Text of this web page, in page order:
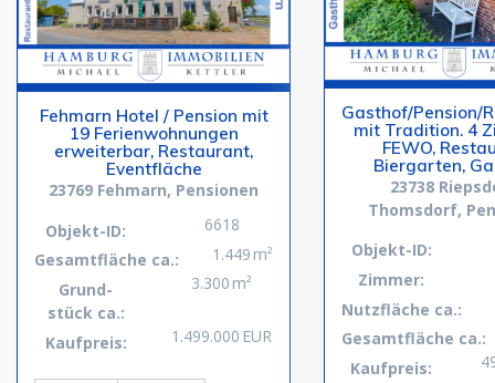
Fehmarn Hotel / Pension mit
19 Ferienwohnungen
erweiterbar, Restaurant,
Eventfläche
23769 Fehmarn, Pensionen
Objekt-ID:
6618
Gesamtfläche ca.:
1.449 m²
Grund­
stück ca.:
3.300 m²
Kaufpreis: 1.499.000 EUR
Gasthof/Pension/
mit Tradition. 4
FEWO,
Biergarten,
23738
Thomsdorf,
Objekt-ID:
Zimmer:
Nutzfläche ca.:
Gesamtfläche ca.:
Kaufpreis: